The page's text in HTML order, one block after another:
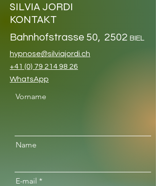
SILVIA JORDI
KONTAKT
Bahnhofstrasse 50, 2502 BIEL
hypnose@silviajordi.ch
+41 (0) 79 214 98 26
WhatsApp
Vorname
Name
E-mail